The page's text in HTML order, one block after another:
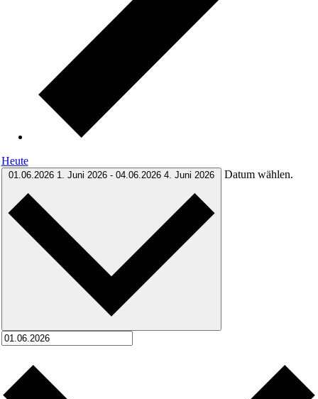
Heute
01.06.2026 1. Juni 2026 - 04.06.2026 4. Juni 2026 Datum wählen.